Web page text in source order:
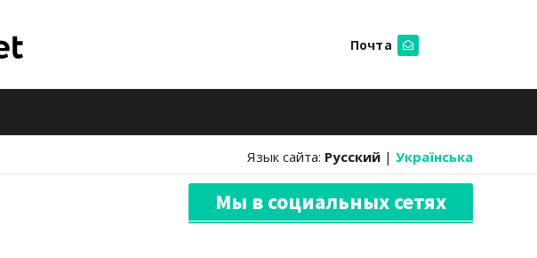
Почта
Язык сайта: Русский | Українська
Мы в социальных сетях